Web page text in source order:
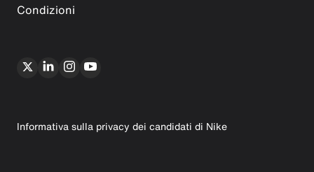
Condizioni
Informativa sulla privacy dei candidati di Nike